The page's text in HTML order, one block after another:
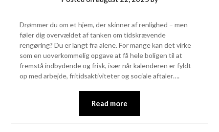
Drømmer du om et hjem, der skinner af renlighed – men
føler dig overvældet af tanken om tidskrævende
rengøring? Du er langt fra alene. For mange kan det virke
som en uoverkommelig opgave at få hele boligen til at
fremstå indbydende og frisk, især når kalenderen er fyldt
op med arbejde, fritidsaktiviteter og sociale aftaler….
Read more